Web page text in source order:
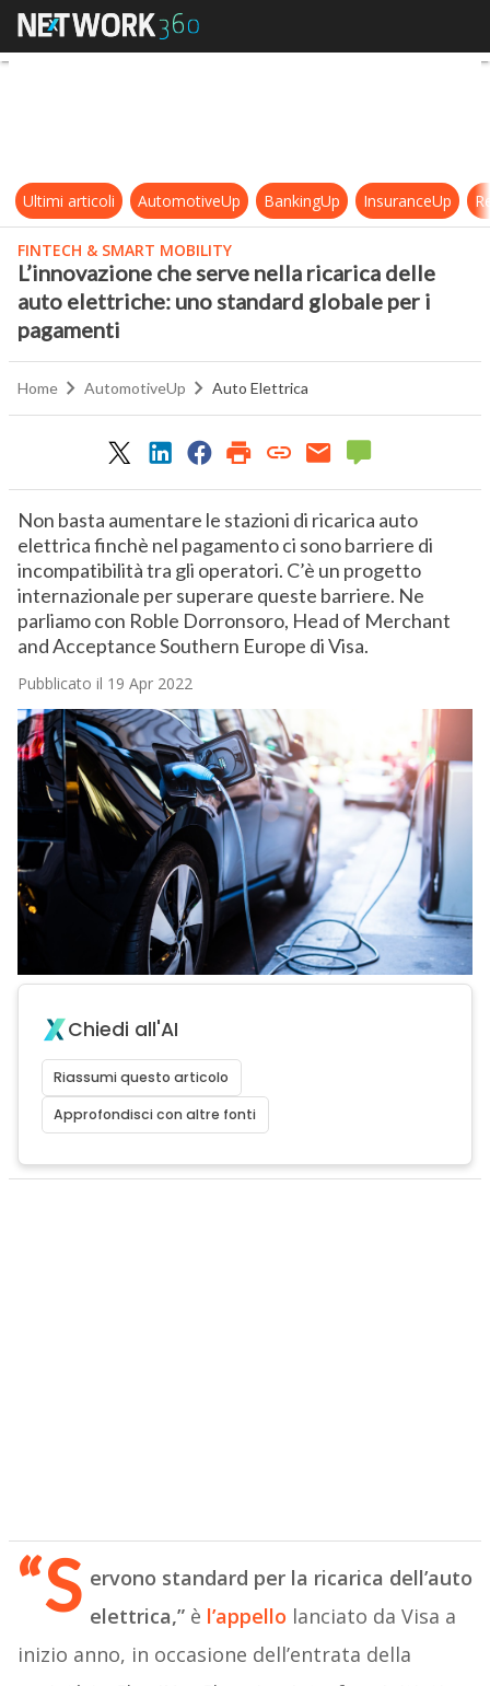
L’innovazione che serve nella
Ultimi articoli AutomotiveUp BankingUp InsuranceUp
FINTECH & SMART MOBILITY
L’innovazione che serve nella ricarica delle
auto elettriche: uno standard globale per i
pagamenti
Home AutomotiveUp Auto Elettrica
Non basta aumentare le stazioni di ricarica auto
elettrica finchè nel pagamento ci sono barriere di
incompatibilità tra gli operatori. C’è un progetto
internazionale per superare queste barriere. Ne
parliamo con Roble Dorronsoro, Head of Merchant
and Acceptance Southern Europe di Visa.
Pubblicato il 19 Apr 2022
Chiedi all'AI
Riassumi questo articolo
Approfondisci con altre fonti
“S ervono standard per la ricarica dell’auto
elettrica,”è l’appello lanciato da Visa a
inizio anno, in occasione dell’entrata della